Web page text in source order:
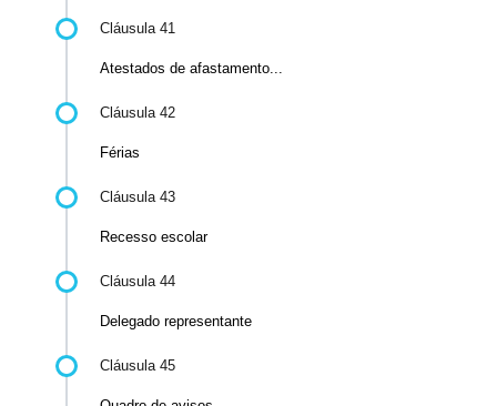
Cláusula 41
Atestados de afastamento...
Cláusula 42
Férias
Cláusula 43
Recesso escolar
Cláusula 44
Delegado representante
Cláusula 45